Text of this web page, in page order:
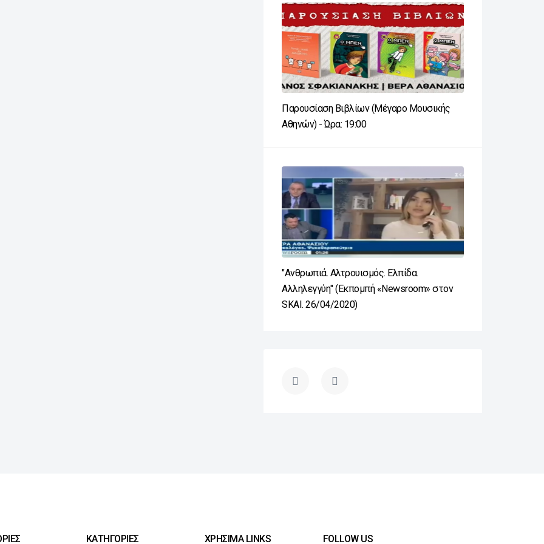
Παρουσίαση Βιβλίων (Μέγαρο Μουσικής
Αθηνών) - Ώρα: 19:00
"Ανθρωπιά. Αλτρουισμός. Ελπίδα.
Αλληλεγγύη" (Εκπομπή «Newsroom» στον
SKAI. 26/04/2020)
ΚΑΤΗΓΟΡΙΕΣ ΧΡΗΣΙΜΑ LINKS FOLLOW US